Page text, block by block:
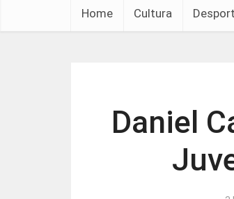
Home Cultura
Daniel